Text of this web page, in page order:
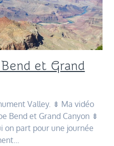
et Grand
Valley. ⇟ Ma vidéo
Bend et Grand Canyon ⇟
on part pour une journée